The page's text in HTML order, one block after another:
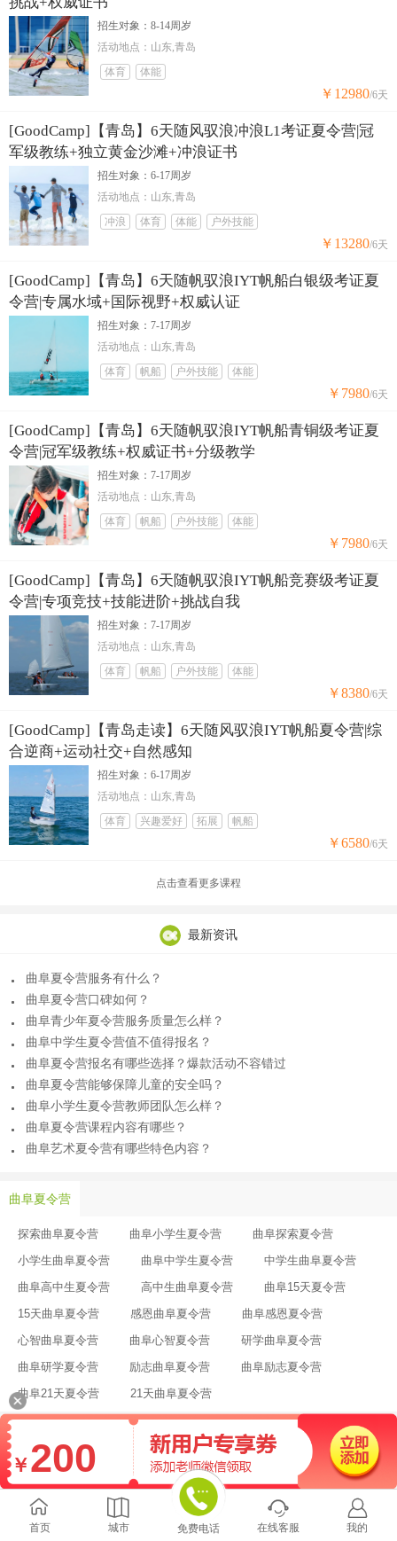
招生对象：8-14周岁
活动地点：山东,青岛
体育
体能
￥12980/6天
[GoodCamp]【青岛】6天随风驭浪冲浪L1考证夏令营|冠
军级教练+独立黄金沙滩+冲浪证书
招生对象：6-17周岁
活动地点：山东,青岛
冲浪
体育 体能 户外技能
￥13280/6天
[GoodCamp]【青岛】6天随帆驭浪IYT帆船白银级考证夏
令营|专属水域+国际视野+权威认证
招生对象：7-17周岁
活动地点：山东,青岛
体育
帆船 户外技能 体能
￥7980/6天
[GoodCamp]【青岛】6天随帆驭浪IYT帆船青铜级考证夏
令营|冠军级教练+权威证书+分级教学
招生对象：7-17周岁
活动地点：山东,青岛
体育
帆船 户外技能 体能
￥7980/6天
[GoodCamp]【青岛】6天随帆驭浪IYT帆船竞赛级考证夏
令营|专项竞技+技能进阶+挑战自我
招生对象：7-17周岁
活动地点：山东,青岛
体育
帆船 户外技能 体能
￥8380/6天
[GoodCamp]【青岛走读】6天随风驭浪IYT帆船夏令营|综
合逆商+运动社交+自然感知
招生对象：6-17周岁
活动地点：山东,青岛
体育
兴趣爱好 拓展 帆船
￥6580/6天
点击查看更多课程
最新资讯
曲阜夏令营服务有什么？
曲阜夏令营口碑如何？
曲阜青少年夏令营服务质量怎么样？
曲阜中学生夏令营值不值得报名？
曲阜夏令营报名有哪些选择？爆款活动不容错过
曲阜夏令营能够保障儿童的安全吗？
曲阜小学生夏令营教师团队怎么样？
曲阜夏令营课程内容有哪些？
曲阜艺术夏令营有哪些特色内容？
曲阜夏令营
探索曲阜夏令营 曲阜小学生夏令营
曲阜探索夏令营
小学生曲阜夏令营
曲阜中学生夏令营
中学生曲阜夏令营
曲阜高中生夏令营
高中生曲阜夏令营
曲阜15天夏令营
15天曲阜夏令营
感恩曲阜夏令营
曲阜感恩夏令营
心智曲阜夏令营
曲阜心智夏令营
研学曲阜夏令营
曲阜研学夏令营
励志曲阜夏令营
曲阜励志夏令营
曲阜21天夏令营
21天曲阜夏令营
全国咨询热线：400-688-0688
首页 关于 地图
搜索
xialingying.cc All Rights Reserved
版权所有 北京三行华拓科技发展有限公司
京ICP备09067369号-20

首页

城市 免费电话

在线客服

我的
￥200